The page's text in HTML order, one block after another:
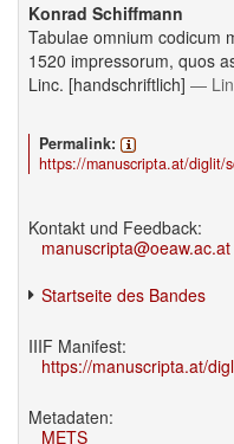
Konrad Schiffmann
Tabulae omnium codicum
1520 impressorum, quos
Linc. [handschriftlich] —
Permalink:
https://manuscripta.at/diglit/
Kontakt und Feedback:
manuscripta@oeaw.ac.at
Startseite des Bandes
IIIF Manifest:
https://manuscripta.at/
Metadaten:
METS